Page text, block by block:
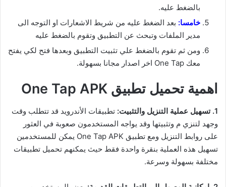
بالضغط عليه.
خامسا: بعد الضغط عليه من شريط الاشعارات او التوجه الى
مدير الملفات وتبحث عن التطبيق وتقوم بالضغط عليه
ومن ثم تقوم بالضغط علي تثبيت التطبيق وبعدها فتح لكي يفتح
معك One Tap اخر اصدار مجانا بسهولة.
اهمية تحميل تطبيق One Tap APK
1. تسهيل عملية التنزيل والتثبيت:
تطبيقات الأندرويد قد تتطلب وقت
وجهد لتنزي م وتثبيتها وقد يواجه المستخدمون صعوبة في العثور
على روابط التنزيل ومع تطبيق One Tap APK يمكن للمستخدمين
تسهيل هذه العملية بنقرة واحدة فقط حيث يمكنهم تحميل تطبيقات
مختلفة بسهولة وسرعة.